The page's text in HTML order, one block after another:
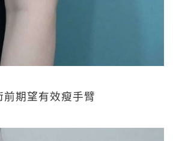
期望有效瘦手臂